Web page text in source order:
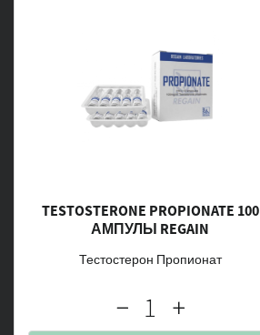
TESTOSTERONE PROPIONATE 100
АМПУЛЫ REGAIN
Тестостерон Пропионат